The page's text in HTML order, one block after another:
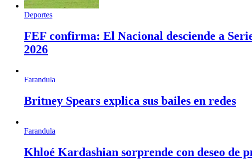
Deportes
FEF confirma: El Nacional desciende a
2026
Farandula
Britney Spears explica sus bailes en redes
Farandula
Khloé Kardashian sorprende con deseo de